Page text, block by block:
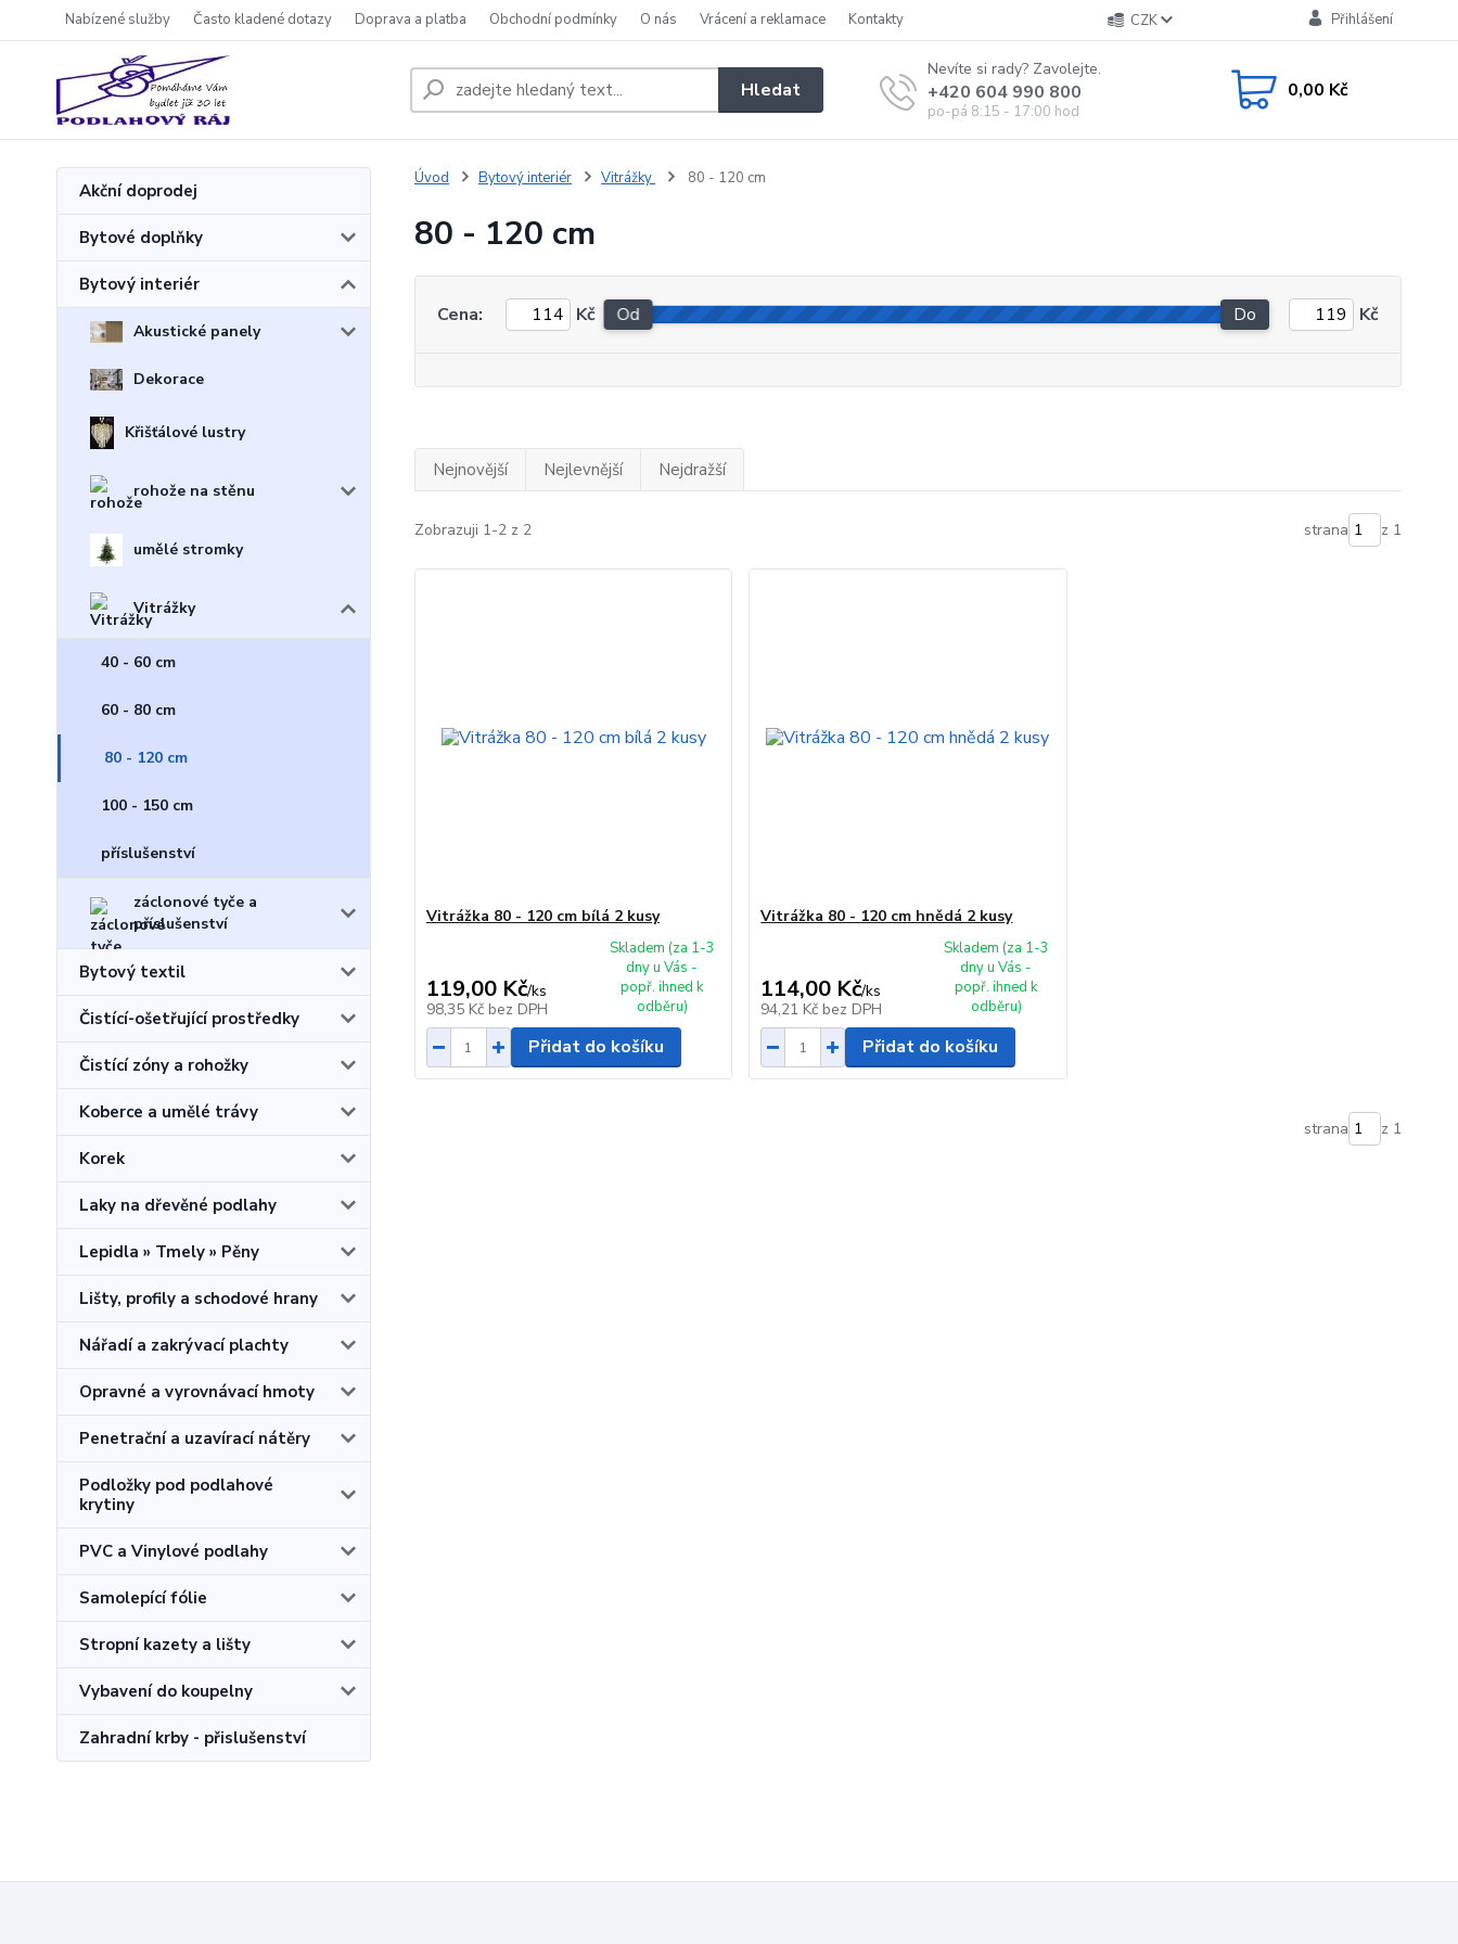
Nabízené služby Často kladené dotazy Doprava a platba Obchodní podmínky O nás Vrácení a reklamace Kontakty CZK Přihlášení
Hledat
Nevíte si rady? Zavolejte.
+420 604 990 800
po-pá 8:15 - 17:00 hod
0,00 Kč
Akční doprodej
Bytové doplňky
Bytový interiér
Akustické panely
Dekorace
Křišťálové lustry
rohože na stěnu
umělé stromky
Vitrážky
40 - 60 cm
60 - 80 cm
80 - 120 cm
100 - 150 cm
příslušenství
záclonové tyče a
příslušenství
Bytový textil
Čistící-ošetřující prostředky
Čistící zóny a rohožky
Koberce a umělé trávy
Korek
Laky na dřevěné podlahy
Lepidla » Tmely » Pěny
Lišty, profily a schodové hrany
Nářadí a zakrývací plachty
Opravné a vyrovnávací hmoty
Penetrační a uzavírací nátěry
Podložky pod podlahové
krytiny
PVC a Vinylové podlahy
Samolepící fólie
Stropní kazety a lišty
Vybavení do koupelny
Zahradní krby - přislušenství
Úvod Bytový interiér Vitrážky 80 - 120 cm
80 - 120 cm
Cena: Kč Od Do Kč
Nejnovější Nejlevnější Nejdražší
Zobrazuji 1-2 z 2 strana z 1
Vitrážka 80 - 120 cm bílá 2 kusy
119,00 Kč/ks
98,35 Kč bez DPH
Skladem (za 1-3
dny u Vás -
popř. ihned k
odběru)
Přidat do košíku
Vitrážka 80 - 120 cm hnědá 2 kusy
114,00 Kč/ks
94,21 Kč bez DPH
Skladem (za 1-3
dny u Vás -
popř. ihned k
odběru)
Přidat do košíku
strana z 1